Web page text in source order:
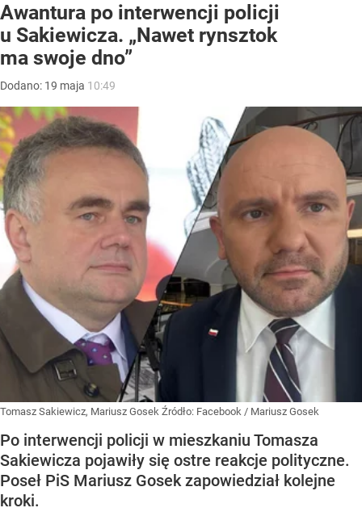
Awantura po interwencji policji
u Sakiewicza. „Nawet rynsztok
ma swoje dno”
Dodano: 19 maja 10:49
Tomasz Sakiewicz, Mariusz Gosek Źródło: Facebook / Mariusz Gosek
Po interwencji policji w mieszkaniu Tomasza
Sakiewicza pojawiły się ostre reakcje polityczne.
Poseł PiS Mariusz Gosek zapowiedział kolejne
kroki.